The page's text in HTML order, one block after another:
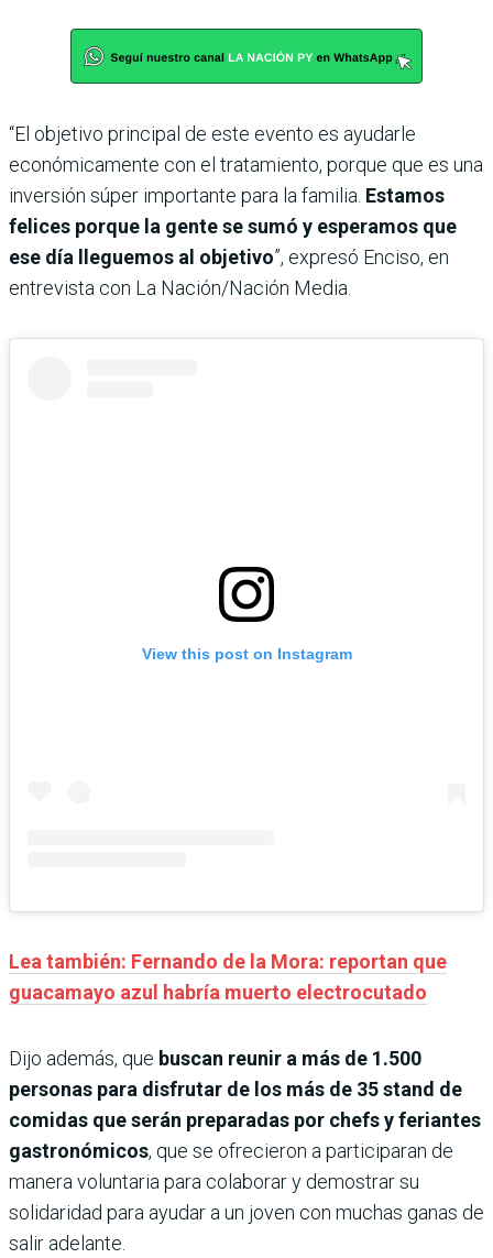
“El objetivo principal de este evento es ayudarle
económicamente con el tratamiento, porque que es una
inversión súper importante para la familia. Estamos
felices porque la gente se sumó y esperamos que
ese día lleguemos al objetivo”, expresó Enciso, en
entrevista con La Nación/Nación Media.
View this post on Instagram
Lea también: Fernando de la Mora: reportan que
guacamayo azul habría muerto electrocutado
Dijo además, que buscan reunir a más de 1.500
personas para disfrutar de los más de 35 stand de
comidas que serán preparadas por chefs y feriantes
gastronómicos, que se ofrecieron a participaran de
manera voluntaria para colaborar y demostrar su
solidaridad para ayudar a un joven con muchas ganas de
salir adelante.